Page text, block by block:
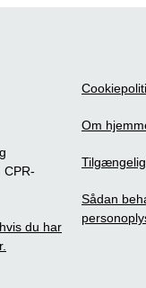
CPR-
du har
Om
Sådan